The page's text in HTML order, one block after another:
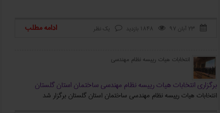
 ۲۳ آبان ۹۷  1848 بازدید  یک نظر ادامه مطلب
انتخابات هیات رییسه نظام مهندسی
برگزاری انتخابات هیات رییسه نظام مهندسی ساختمان استان ‌گلستان
انتخابات هیات رییسه نظام مهندسی ساختمان استان ‌گلستان برگزار شد